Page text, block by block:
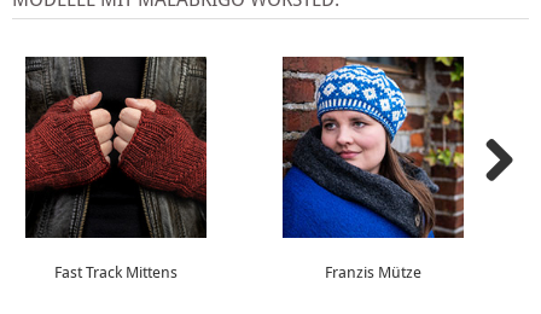
Fast Track Mittens Franzis Mütze